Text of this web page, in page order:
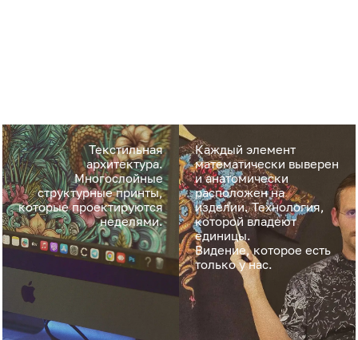
Текстильная
архитектура.
Многослойные
структурные принты,
которые проектируются
неделями.
Каждый элемент
математически выверен
и анатомически
расположен на
изделии. Технология,
которой владеют
единицы.
Видение, которое есть
только у нас.